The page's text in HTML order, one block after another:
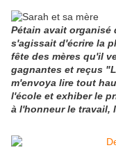
Pétain avait
s'agissait d'écrire la
fête des mères qu'il
gagnantes et reçus
m'envoya lire tout
l'école et exhiber le
à l'honneur le travail,